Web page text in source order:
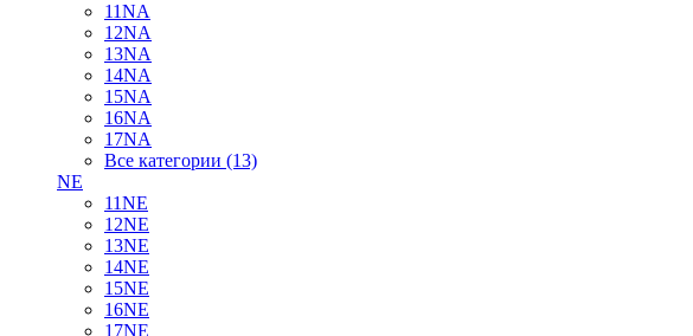
11NA
12NA
13NA
14NA
15NA
16NA
17NA
Все категории (13)
NE
11NE
12NE
13NE
14NE
15NE
16NE
17NE